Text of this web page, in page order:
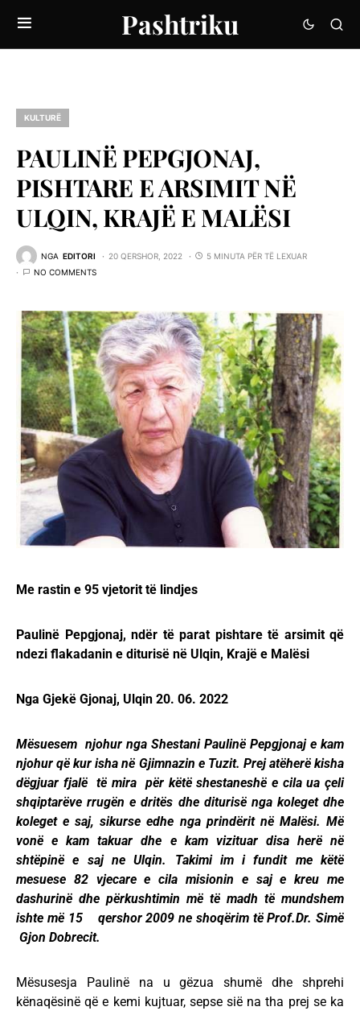
Pashtriku
KULTURË
PAULINË PEPGJONAJ,
PISHTARE E ARSIMIT NË
ULQIN, KRAJË E MALËSI
NGA EDITORI 20 QERSHOR, 2022
5 MINUTA PËR TË LEXUAR
NO COMMENTS
Me rastin e 95 vjetorit të lindjes
Paulinë Pepgjonaj, ndër të parat pishtare të arsimit që
ndezi flakadanin e diturisë në Ulqin, Krajë e Malësi
Nga Gjekë Gjonaj, Ulqin 20. 06. 2022
Mësuesem njohur nga Shestani Paulinë Pepgjonaj e kam
njohur që kur isha në Gjimnazin e Tuzit. Prej atëherë kisha
dëgjuar fjalë të mira për këtë shestaneshë e cila ua çeli
shqiptarëve rrugën e dritës dhe diturisë nga koleget dhe
koleget e saj, sikurse edhe nga prindërit në Malësi. Më
vonë e kam takuar dhe e kam vizituar disa herë në
shtëpinë e saj ne Ulqin. Takimi im i fundit me këtë
mesuese 82 vjecare e cila misionin e saj e kreu me
dashurinë dhe përkushtimin më të madh të mundshem
ishte më 15 qershor 2009 ne shoqërim të Prof.Dr. Simë
Gjon Dobrecit.
Mësusesja Paulinë na u gëzua shumë dhe shprehi
kënaqësinë që e kemi kujtuar, sepse sië na tha prej se ka